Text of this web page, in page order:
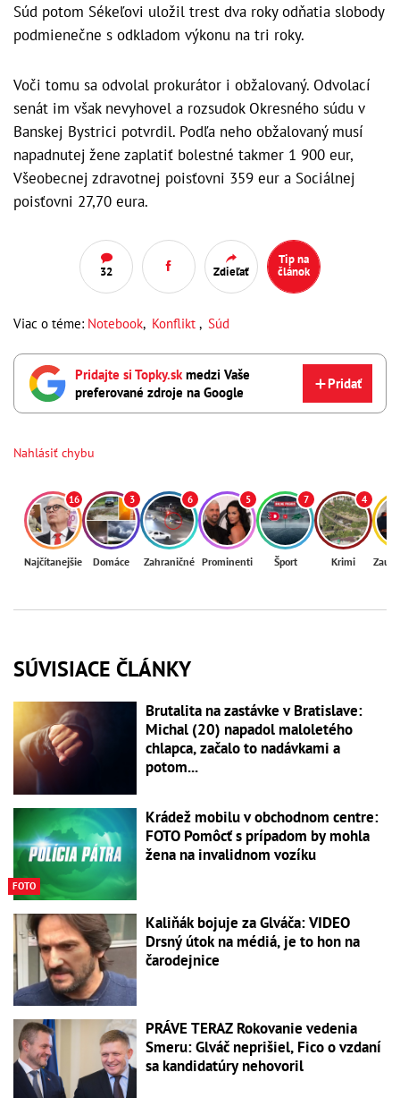
Súd potom Sékeľovi uložil trest dva roky odňatia slobody
podmienečne s odkladom výkonu na tri roky.
Voči tomu sa odvolal prokurátor i obžalovaný. Odvolací
senát im však nevyhovel a rozsudok Okresného súdu v
Banskej Bystrici potvrdil. Podľa neho obžalovaný musí
napadnutej žene zaplatiť bolestné takmer 1 900 eur,
Všeobecnej zdravotnej poisťovni 359 eur a Sociálnej
poisťovni 27,70 eura.
32 Zdieľať
Tip na
článok
Viac o téme: Notebook, Konflikt , Súd
Pridajte si Topky.sk medzi Vaše
preferované zdroje na Google
Pridať
Nahlásiť chybu
16
Najčítanejšie
3
Domáce
6
Zahraničné
5
Prominenti
7
Šport
4
Krimi
SÚVISIACE ČLÁNKY
Brutalita na zastávke v Bratislave:
Michal (20) napadol maloletého
chlapca, začalo to nadávkami a
potom...
FOTO
Krádež mobilu v obchodnom centre:
FOTO Pomôcť s prípadom by mohla
žena na invalidnom vozíku
Kaliňák bojuje za Glváča: VIDEO
Drsný útok na médiá, je to hon na
čarodejnice
PRÁVE TERAZ Rokovanie vedenia
Smeru: Glváč neprišiel, Fico o vzdaní
sa kandidatúry nehovoril